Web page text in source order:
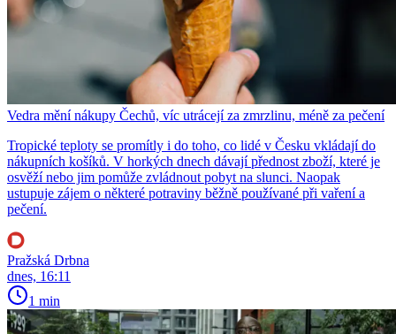
Vedra mění nákupy Čechů, víc utrácejí za zmrzlinu, méně za pečení
Tropické teploty se promítly i do toho, co lidé v Česku vkládají do
nákupních košíků. V horkých dnech dávají přednost zboží, které je
osvěží nebo jim pomůže zvládnout pobyt na slunci. Naopak
ustupuje zájem o některé potraviny běžně používané při vaření a
pečení.
Pražská Drbna
dnes, 16:11
1 min